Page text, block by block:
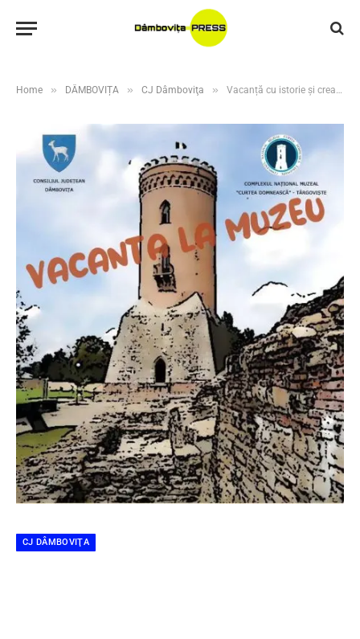
Home » DÂMBOVIȚA » CJ Dâmboviţa » Vacanță cu istorie și creativitate! Ateliere gratuite pentru copii la Curtea Domnească din Târgoviște
CJ DÂMBOVIŢA